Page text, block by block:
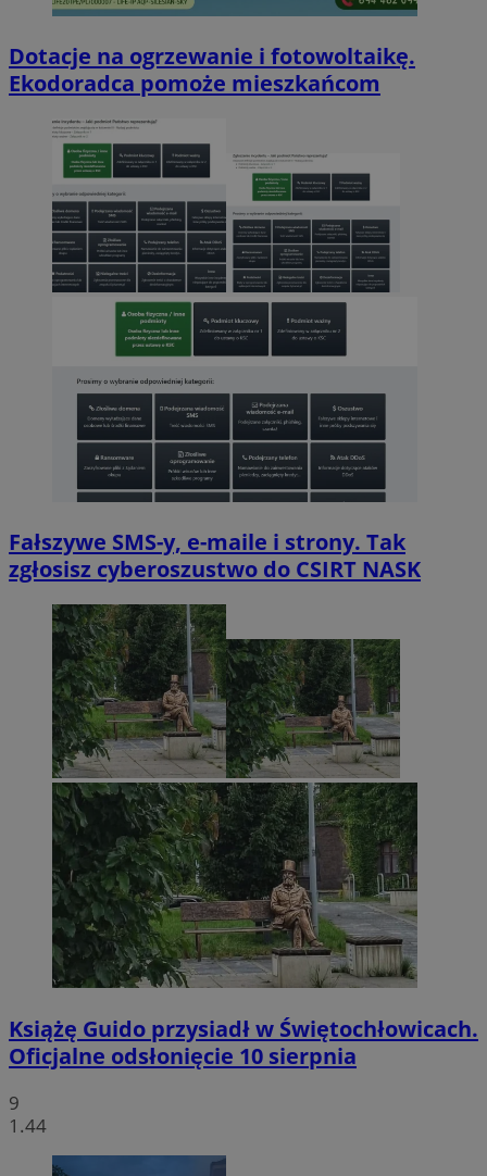
Dotacje na ogrzewanie i fotowoltaikę.
Ekodoradca pomoże mieszkańcom
Fałszywe SMS-y, e-maile i strony. Tak
zgłosisz cyberoszustwo do CSIRT NASK
Książę Guido przysiadł w Świętochłowicach.
Oficjalne odsłonięcie 10 sierpnia
9
1.44